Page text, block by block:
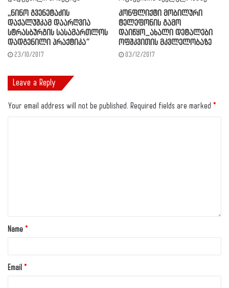
,,ნინო გვენეტაძის
დაქალუშკამ დაარღვია
სტრასბურგის სასამართლოს
დადგენილი პრაქტიკა”
23/10/2017
კონფლიქტი მობილური
ტელეფონის გამო
დაიწყო_ახალი დეტალები
ოფშკვითის მკვლელობაზე
03/12/2017
Leave a Reply
Your email address will not be published. Required fields are marked *
Name *
Email *